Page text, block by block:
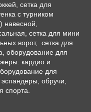
сетка для
с турником
навесной,
сетка для мини
ворот, сетка для
оборудование для
кардио и
для
обручи,
спорта.